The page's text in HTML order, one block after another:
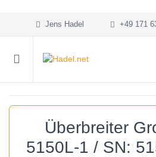
Jens Hadel +49 171
Überbreiter
5150L-1 / SN: